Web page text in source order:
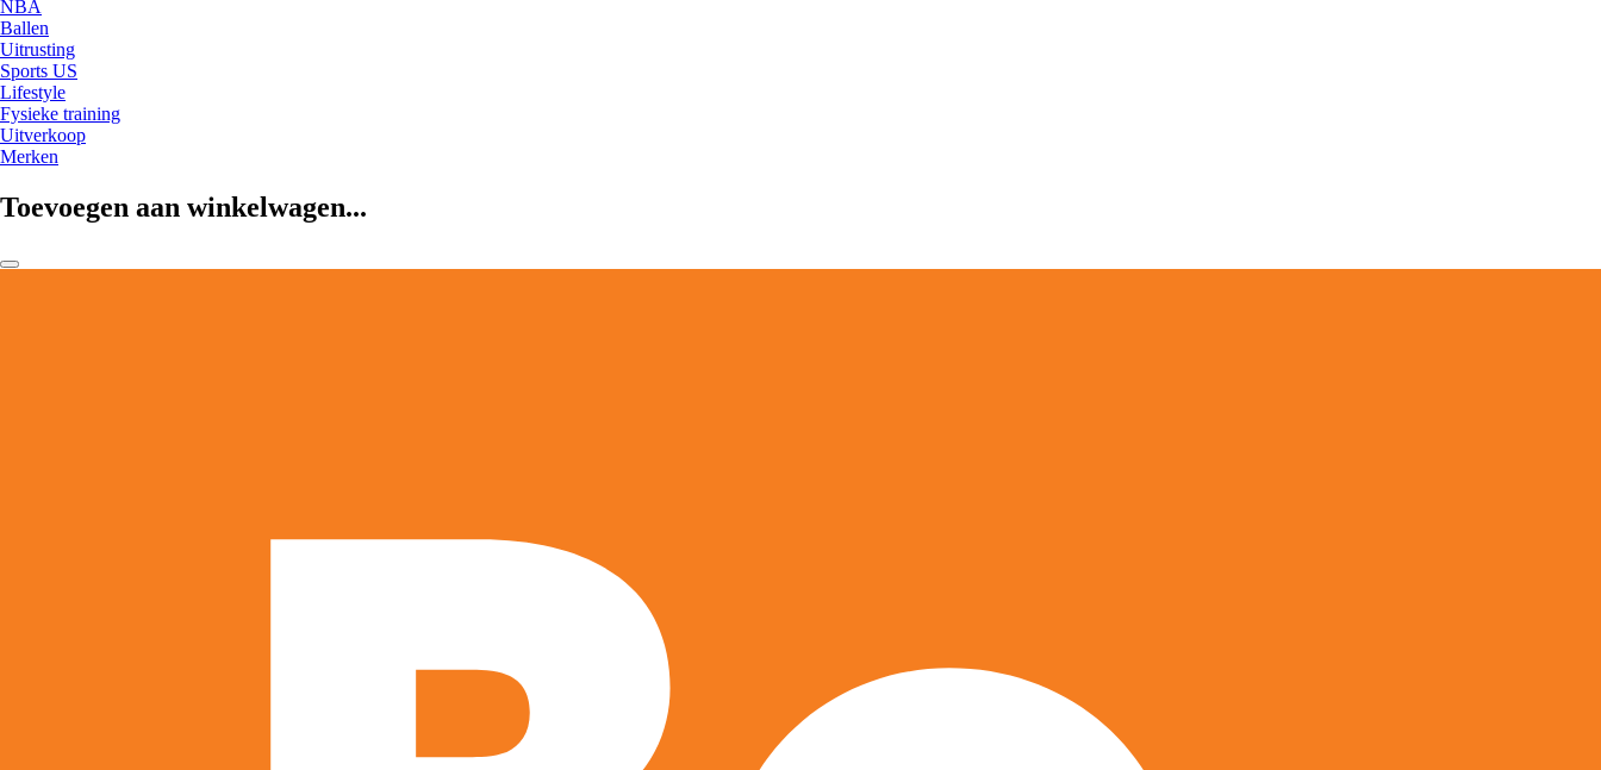
NBA
Ballen
Uitrusting
Sports US
Lifestyle
Fysieke training
Uitverkoop
Merken
Toevoegen aan winkelwagen...